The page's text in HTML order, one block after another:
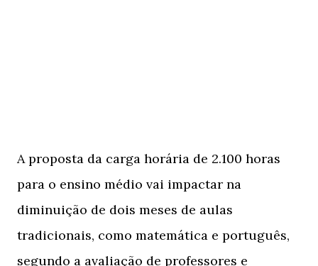
A proposta da carga horária de 2.100 horas
para o ensino médio vai impactar na
diminuição de dois meses de aulas
tradicionais, como matemática e português,
segundo a avaliação de professores e